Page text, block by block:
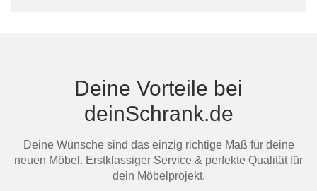
Deine Vorteile bei
deinSchrank.de
Deine Wünsche sind das einzig richtige Maß für deine
neuen Möbel. Erstklassiger Service & perfekte Qualität für
dein Möbelprojekt.